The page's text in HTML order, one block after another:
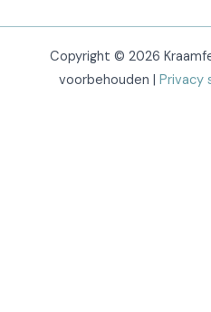
Copyright © 2026
voorbehouden | Privacy